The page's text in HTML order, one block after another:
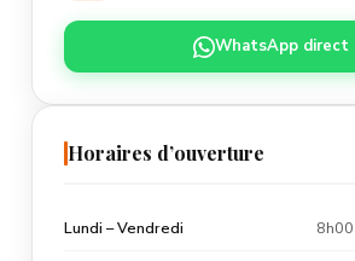
WhatsApp direct
Horaires d’ouverture
Lundi – Vendredi